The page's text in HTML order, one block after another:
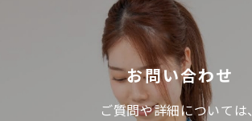
お問い合わせ
ご質問や詳細については、